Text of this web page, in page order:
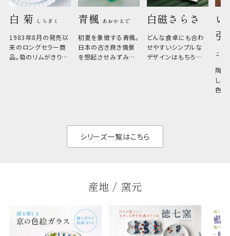
白 菊 しらぎく
1983年8月の発売以
来のロングセラー商
品。菊のリムがきりっ
青楓 あおかえで
初夏を象徴する青楓。
日本の古き良き情景
を想起させみずみず
白磁さらさ
どんな食卓にも合わ
せやすいシンプルな
デザインはもちろん、
い
こひ
陶器
しい
色の
シリーズ一覧はこちら
産地 / 窯元